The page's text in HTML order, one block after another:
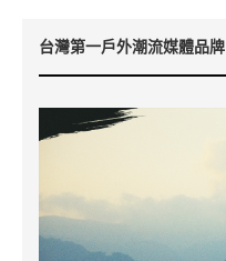
台灣第一戶外潮流媒體品牌